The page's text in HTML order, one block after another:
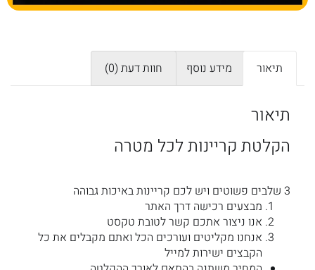
תיאור מידע נוסף חוות דעת (0)
תיאור
הקלטת קריינות לכל מטרה
3 שלבים פשוטים ויש לכם קריינות באיכות גבוהה
מבצעים רכישה דרך האתר
אנו ניצור אתכם קשר לטובת טקסט
אנחנו מקליטים ועורכים הכל ואתם מקבלים את כל
הקבצים ישירות למייל